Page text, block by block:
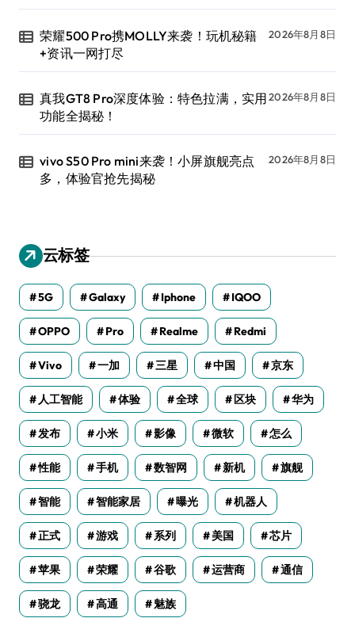
荣耀500 Pro携MOLLY来袭！玩机秘籍
+资讯一网打尽
2026年8月8日
真我GT8 Pro深度体验：特色拉满，实用
功能全揭秘！
2026年8月8日
vivo S50 Pro mini来袭！小屏旗舰亮点
多，体验官抢先揭秘
2026年8月8日
云标签
5G Galaxy Iphone IQOO
OPPO Pro Realme Redmi
Vivo 一加 三星 中国 京东
人工智能 体验 全球 区块 华为
发布 小米 影像 微软 怎么
性能 手机 数智网 新机 旗舰
智能 智能家居 曝光 机器人
正式 游戏 系列 美国 芯片
苹果 荣耀 谷歌 运营商 通信
骁龙 高通 魅族